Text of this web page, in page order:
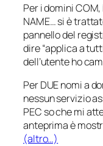
Per i domini COM,
NAME… si è
pannello del
dire “applica a
dell’utente ho
Per DUE nomi a
nessun servizio
PEC so che mi
anteprima è
(altro…)